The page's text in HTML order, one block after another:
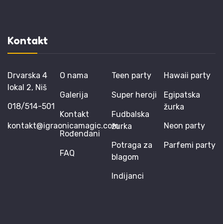
Kontakt
Drvarska 4
lokal 2, Niš
018/514-501
kontakt@igraonicamagic.com
O nama
Galerija
Kontakt
Rođendani
FAQ
Teen party
Super heroji
Fudbalska
žurka
Potraga za
blagom
Indijanci
Hawaii party
Egipatska
žurka
Neon party
Parfemi party